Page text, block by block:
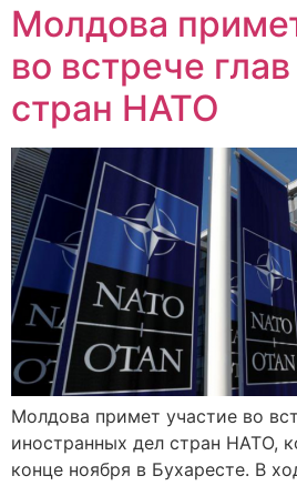
Молдова
во встрече
стран НАТО
Молдова примет участие во
иностранных дел стран НАТО,
конце ноября в Бухаресте. В